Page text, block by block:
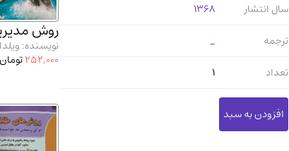
سال انتشار
1368
ترجمه
_
تعداد
1
روش
نویسنده:
252,000تومان